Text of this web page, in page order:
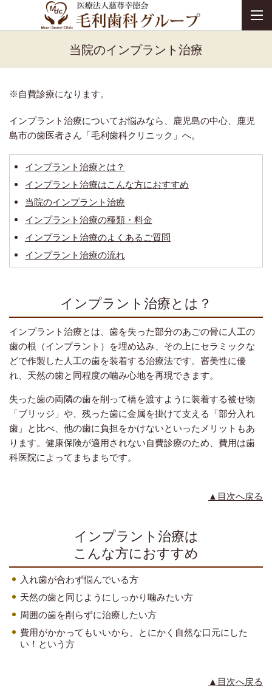
当院のインプラント治療
※自費診療になります。
インプラント治療についてお悩みなら、鹿児島の中心、鹿児
島市の歯医者さん「毛利歯科クリニック」へ。
インプラント治療とは？
インプラント治療はこんな方におすすめ
当院のインプラント治療
インプラント治療の種類・料金
インプラント治療のよくあるご質問
インプラント治療の流れ
インプラント治療とは？
インプラント治療とは、歯を失った部分のあごの骨に人工の
歯の根（インプラント）を埋め込み、その上にセラミックな
どで作製した人工の歯を装着する治療法です。審美性に優
れ、天然の歯と同程度の噛み心地を再現できます。
失った歯の両隣の歯を削って橋を渡すように装着する被せ物
「ブリッジ」や、残った歯に金属を掛けて支える「部分入れ
歯」と比べ、他の歯に負担をかけないといったメリットもあ
ります。健康保険が適用されない自費診療のため、費用は歯
科医院によってまちまちです。
▲目次へ戻る
インプラント治療は
こんな方におすすめ
入れ歯が合わず悩んでいる方
天然の歯と同じようにしっかり噛みたい方
周囲の歯を削らずに治療したい方
費用がかかってもいいから、とにかく自然な口元にした
い！という方
▲目次へ戻る